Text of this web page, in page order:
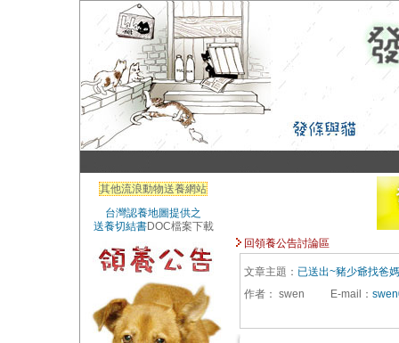
其他流浪動物送養網站
台灣認養地圖提供之
送養切結書DOC檔案下載
回領養公告討論區
文章主題： 已送出~豬少爺找爸媽
作者： swen E-mail ：